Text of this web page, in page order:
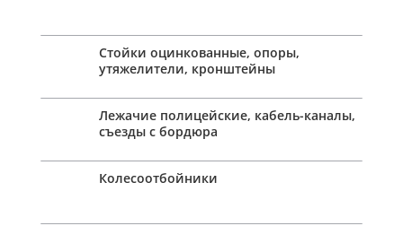
Стойки оцинкованные, опоры,
утяжелители, кронштейны
Лежачие полицейские, кабель-каналы,
съезды с бордюра
Колесоотбойники